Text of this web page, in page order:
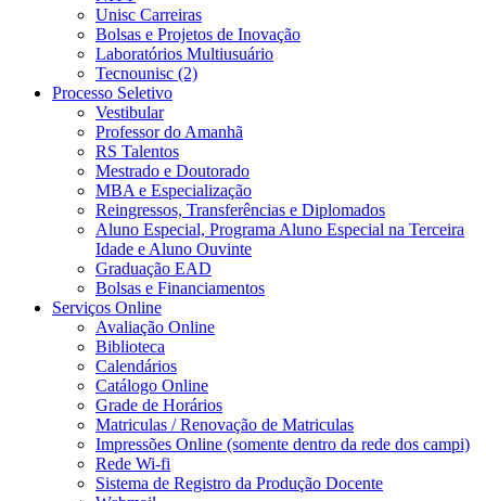
Unisc Carreiras
Bolsas e Projetos de Inovação
Laboratórios Multiusuário
Tecnounisc (2)
Processo Seletivo
Vestibular
Professor do Amanhã
RS Talentos
Mestrado e Doutorado
MBA e Especialização
Reingressos, Transferências e Diplomados
Aluno Especial, Programa Aluno Especial na Terceira
Idade e Aluno Ouvinte
Graduação EAD
Bolsas e Financiamentos
Serviços Online
Avaliação Online
Biblioteca
Calendários
Catálogo Online
Grade de Horários
Matriculas / Renovação de Matriculas
Impressões Online (somente dentro da rede dos campi)
Rede Wi-fi
Sistema de Registro da Produção Docente